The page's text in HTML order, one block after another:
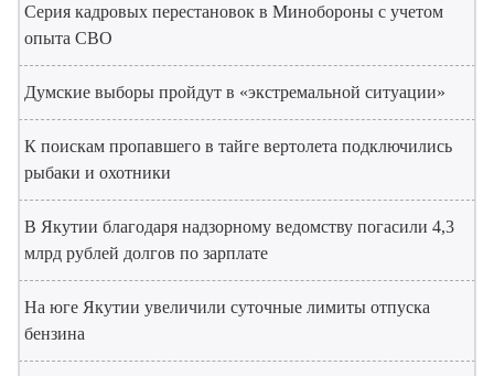
Серия кадровых перестановок в Минобороны с учетом
опыта СВО
Думские выборы пройдут в «экстремальной ситуации»
К поискам пропавшего в тайге вертолета подключились
рыбаки и охотники
В Якутии благодаря надзорному ведомству погасили 4,3
млрд рублей долгов по зарплате
На юге Якутии увеличили суточные лимиты отпуска
бензина